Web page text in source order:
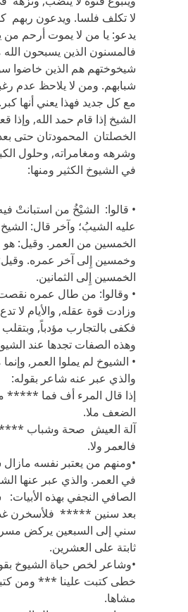
لا تكلف فلسا. ويدعون ربهم
يدعو: يا من لا يموت أرحم
فالمسنون الذين يسبحون
شيخوختهم هم الذين خاضوا
شبابهم. ومن لا يلاحظ عدم
مع كل جديد فهذا يعني أنها
الشيخ إذا قام حمد الله, وإذا
الخصلتان المحمودتان حتى
وشرهه ومغامراته, وحلول
في الشيوخ الكثير ومنها:
• قالوا: الشيْخُ من استبانتْ
عليه الشيبُ؛ وآخر قال:
الخمسين من العمر. وقيل: هو
وخمسين إِلى آخر عمره.
الخمسين إِلى الثمانين.
• وقالوا: من طال عمره
وزادت قوة عقله, والأيام لا تدع
فكفى بالتجارب مؤدباً, وبتقلب
وهذه الصفات تجدها عند
• الشيوخ لم يملوا العمر,
والذي عبر عنه شاعر بقوله:
إذا قال المرء أف فما *****
الضعف ملا.
آلة العيش صحة وشباب
فالعمر ولا.
•ومنهم من يعتبر نفسه مازال
في العمر. والذي عبر عنها
الصافي النجفي بهذه
بعد سنين ***** فلأسخرن
سني إلى السبعين يركض
ثابتة على العشرين.
•وشاعر لخص حياة الشيوخ
خطى كتبت علينا *** ومن
مشاها.